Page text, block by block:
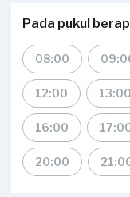
Pada pukul
08:00
12:00 13:00
16:00
20:00